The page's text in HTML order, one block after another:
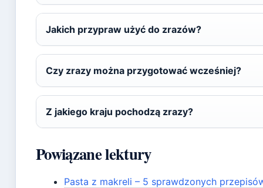
Jakich przypraw użyć do zrazów?
Czy zrazy można przygotować wcześniej?
Z jakiego kraju pochodzą zrazy?
Powiązane lektury
Pasta z makreli – 5 sprawdzonych